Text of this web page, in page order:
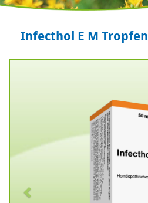
Infecthol E M Tropfen